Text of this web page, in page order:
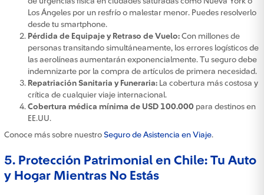
Los Ángeles por un resfrío o malestar menor. Puedes resolverlo
desde tu smartphone.
Pérdida de Equipaje y Retraso de Vuelo: Con millones de
personas transitando simultáneamente, los errores logísticos de
las aerolíneas aumentarán exponencialmente. Tu seguro debe
indemnizarte por la compra de artículos de primera necesidad.
Repatriación Sanitaria y Funeraria: La cobertura más costosa y
crítica de cualquier viaje internacional.
Cobertura médica mínima de USD 100.000 para destinos en
EE.UU.
Conoce más sobre nuestro Seguro de Asistencia en Viaje.
5. Protección Patrimonial en Chile: Tu Auto
y Hogar Mientras No Estás